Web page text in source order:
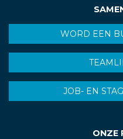
WORD EEN
JOB- EN
ONZE